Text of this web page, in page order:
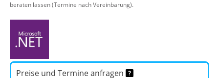
beraten lassen (Termine nach Vereinbarung).
Preise und Termine anfragen